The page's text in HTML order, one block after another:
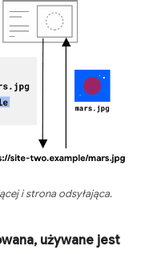
i strona odsyłająca.
używane jest